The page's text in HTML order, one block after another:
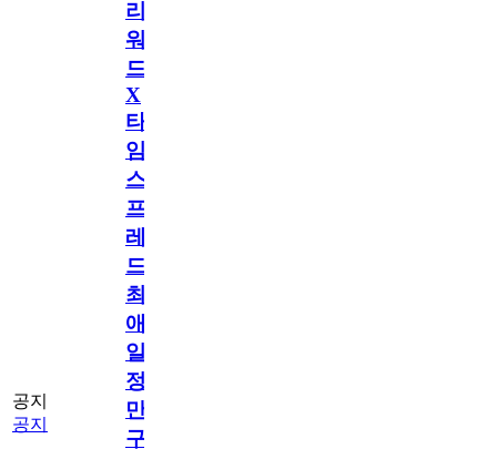
공지
공지
리
워
드
X
타
임
스
프
레
드]
최
애
일
정
만
구